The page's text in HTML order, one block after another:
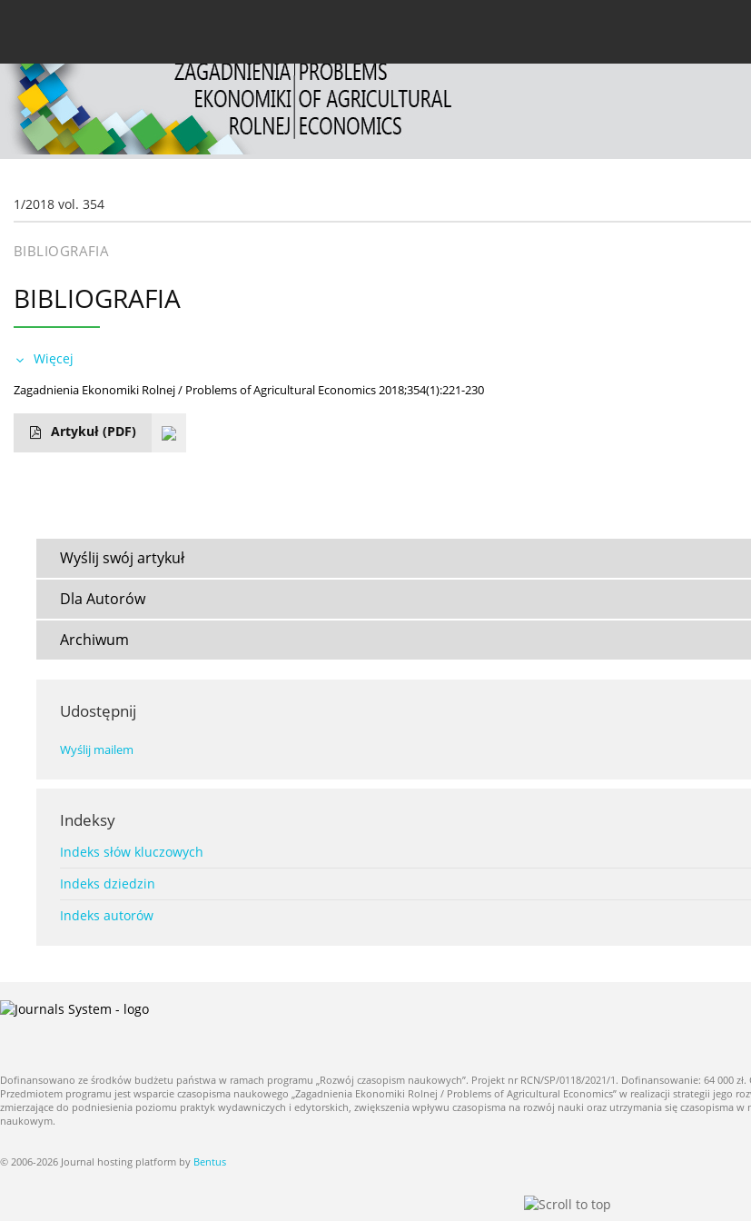
1/2018 vol. 354
BIBLIOGRAFIA
BIBLIOGRAFIA
Więcej
Zagadnienia Ekonomiki Rolnej / Problems of Agricultural Economics 2018;354(1):221-230
Artykuł (PDF)
Wyślij swój artykuł
Dla Autorów
Archiwum
Udostępnij
Wyślij mailem
Indeksy
Indeks słów kluczowych
Indeks dziedzin
Indeks autorów
Dofinansowano ze środków budżetu państwa w ramach programu „Rozwój czasopism naukowych”. Projekt nr RCN/SP/0118/2021/1. Dofinansowanie: 64 000 zł.
Przedmiotem programu jest wsparcie czasopisma naukowego „Zagadnienia Ekonomiki Rolnej / Problems of Agricultural Economics” w realizacji strategii jego
zmierzające do podniesienia poziomu praktyk wydawniczych i edytorskich, zwiększenia wpływu czasopisma na rozwój nauki oraz utrzymania się czasopisma
naukowym.
© 2006-2026 Journal hosting platform by Bentus